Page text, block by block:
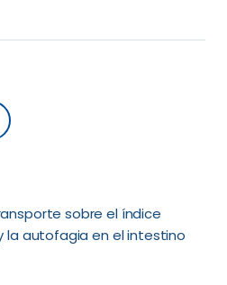
sobre el índice
la autofagia en el intestino